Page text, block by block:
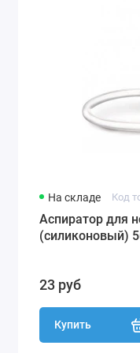
На складе Код
Аспиратор для
(силиконовый)
23 руб
Купить